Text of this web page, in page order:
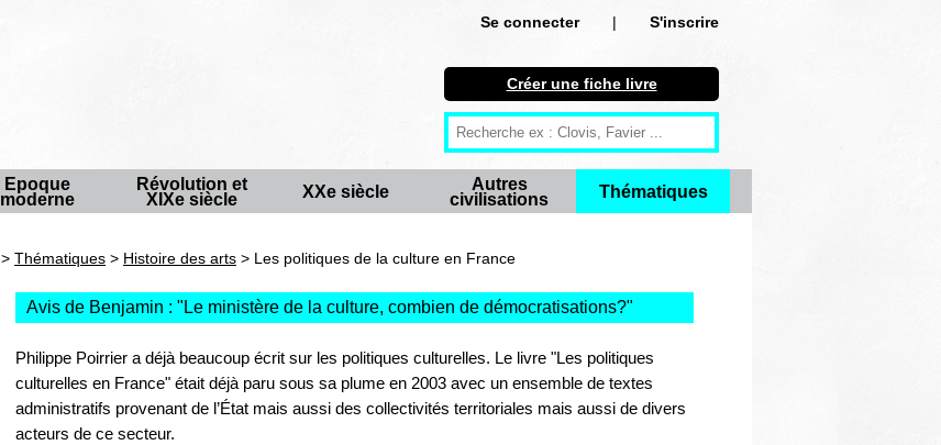
Se connecter |
S'inscrire
S'inscrire
Créer une fiche livre
Antiquité
Epoque moderne
Créer une fiche livre
Epoque
moderne
Révolution et
XIXe siècle
XXe siècle
Autres
civilisations
Thématiques
> Thématiques > Histoire des arts > Les politiques de la culture en France
Avis de Benjamin : " Le ministère de la culture, combien de démocratisations?"
Philippe Poirrier a déjà beaucoup écrit sur les politiques culturelles. Le livre "Les politiques
culturelles en France" était déjà paru sous sa plume en 2003 avec un ensemble de textes
administratifs provenant de l’État mais aussi des collectivités territoriales mais aussi de divers
acteurs de ce secteur.